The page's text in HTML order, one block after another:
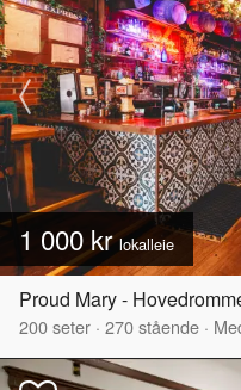
1 000 krlokalleie
Proud Mary -
200seter · 270stående ·